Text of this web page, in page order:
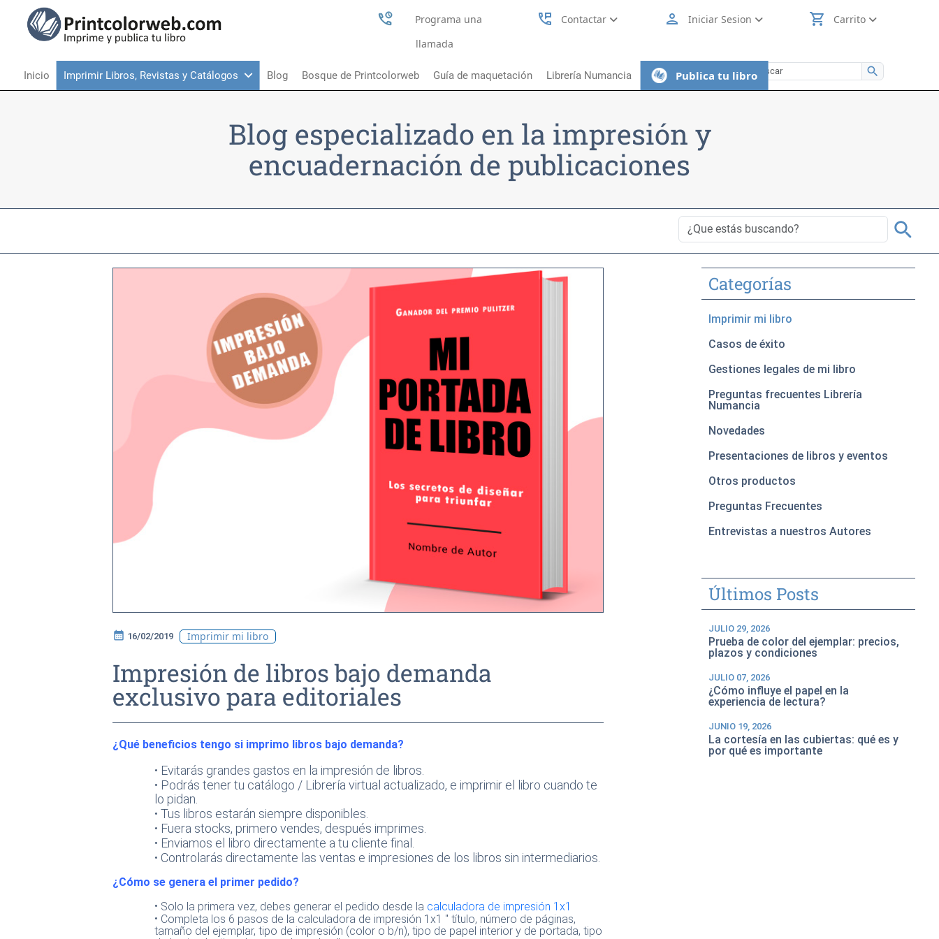
Programa una
llamada
perm_phone_msg Contactar person Iniciar Sesion shopping_cart Carrito
search
Inicio Imprimir Libros, Revistas y Catálogos Blog Bosque de Printcolorweb Guía de maquetación Librería Numancia Publica tu libro
Blog especializado en la impresión y
encuadernación de publicaciones
search
calendar_month 16/02/2019 Imprimir mi libro
Impresión de libros bajo demanda
exclusivo para editoriales
¿Qué beneficios tengo si imprimo libros bajo demanda?
· Evitarás grandes gastos en la impresión de libros.
· Podrás tener tu catálogo / Librería virtual actualizado, e imprimir el libro cuando te
lo pidan.
· Tus libros estarán siempre disponibles.
· Fuera stocks, primero vendes, después imprimes.
· Enviamos el libro directamente a tu cliente final.
· Controlarás directamente las ventas e impresiones de los libros sin intermediarios.
¿Cómo se genera el primer pedido?
· Solo la primera vez, debes generar el pedido desde la calculadora de impresión 1x1
· Completa los 6 pasos de la calculadora de impresión 1x1 " título, número de páginas,
tamaño del ejemplar, tipo de impresión (color o b/n), tipo de papel interior y de portada, tipo
Categorías
Imprimir mi libro
Casos de éxito
Gestiones legales de mi libro
Preguntas frecuentes Librería
Numancia
Novedades
Presentaciones de libros y eventos
Otros productos
Preguntas Frecuentes
Entrevistas a nuestros Autores
Últimos Posts
JULIO 29, 2026
Prueba de color del ejemplar: precios,
plazos y condiciones
JULIO 07, 2026
¿Cómo influye el papel en la
experiencia de lectura?
JUNIO 19, 2026
La cortesía en las cubiertas: qué es y
por qué es importante